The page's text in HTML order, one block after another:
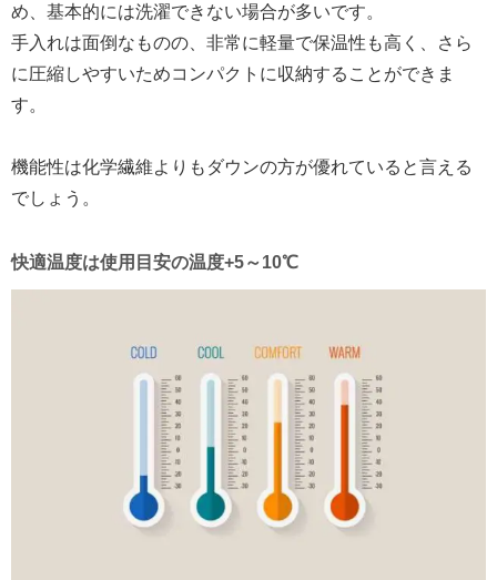
め、基本的には洗濯できない場合が多いです。
手入れは面倒なものの、非常に軽量で保温性も高く、さら
に圧縮しやすいためコンパクトに収納することができま
す。
機能性は化学繊維よりもダウンの方が優れていると言える
でしょう。
快適温度は使用目安の温度+5～10℃